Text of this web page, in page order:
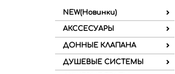
NEW(Новинки)
АКССЕСУАРЫ
ДОННЫЕ КЛАПАНА
ДУШЕВЫЕ СИСТЕМЫ